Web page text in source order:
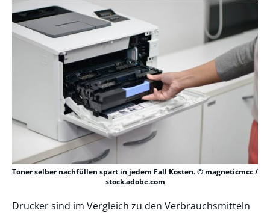
Toner selber nachfüllen spart in jedem Fall Kosten. © magneticmcc /
stock.adobe.com
Drucker sind im Vergleich zu den Verbrauchsmitteln